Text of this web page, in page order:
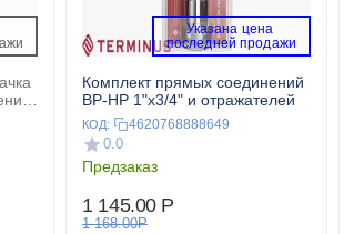
Указана цена
последней продажи
Комплект прямых соединений
ВР-НР 1"х3/4" и отражателей
КОД: 4620768888649
0.0
Предзаказ
1 145.00 Р
1 168.00Р